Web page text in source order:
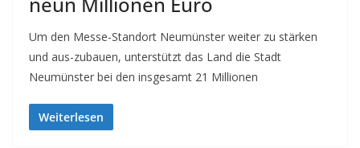
Um den Messe-Standort Neumünster weiter zu stärken
und aus-zubauen, unterstützt das Land die Stadt
Neumünster bei den insgesamt 21 Millionen
Weiterlesen